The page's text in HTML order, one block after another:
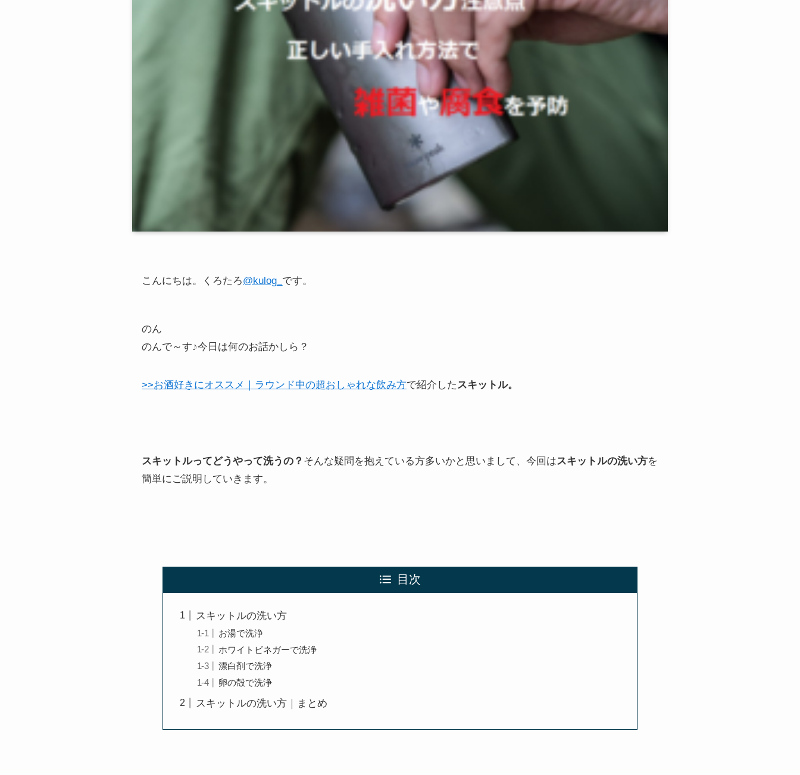
こんにちは。くろたろ@kulog_ です。
のん
のんで～す♪今日は何のお話かしら？
>>お酒好きにオススメ｜ラウンド中の超おしゃれな飲み方で紹介した スキットル。
スキットルってどうやって洗うの？ そんな疑問を抱えている方多いかと思いまして、今回はスキットルの洗い方を
簡単にご説明していきます。
目次
スキットルの洗い方
お湯で洗浄
ホワイトビネガーで洗浄
漂白剤で洗浄
卵の殻で洗浄
スキットルの洗い方｜まとめ